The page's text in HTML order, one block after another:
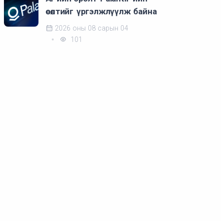
өсөлтийг үргэлжлүүлж байна
2026 оны 08 сарын 04
101